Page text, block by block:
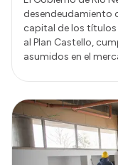
desendeudamiento
capital de los títulos
al Plan Castello,
asumidos en el